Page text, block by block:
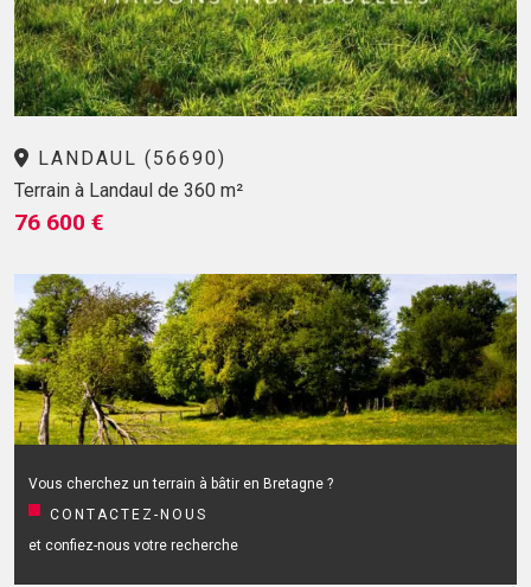
LANDAUL (56690)
Terrain à Landaul de 360 m²
76 600 €
Vous cherchez un terrain à bâtir en Bretagne ?
CONTACTEZ-NOUS
et confiez-nous votre recherche